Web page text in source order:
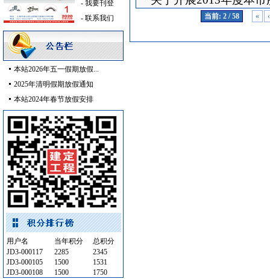
仪器仪表 [采购中]
外墙装饰 [采购中]
防火阀 [采购中]
发电机
[采购中]
防水防腐
[采购中]
二头隔栅射灯 [采购中]
消防稳压泵 [采购中]
灰砂砖 [采购中]
陶瓷制品 [采购中]
及各种防火器材 [采购中]
铝扣板天花 [采购中]
消防水泵接合器 [采购中]
消防系统 [采购中]
PVC窗帘 [采购中]
二头隔栅射灯 [采购中]
照明灯具 [采购中]
卫生洁具
[采购中]
消防水泵接合器
[采购中]
仿古砖
[采购中]
- 我要刊登
- 联系我们
本站2026年五一假期放假...
2025年清明假期放假通知
本站2024年春节放假安排
用户名 当年积分
总积分
JD3-000117
2285
2345
JD3-000105
1500
1531
JD3-000108
1500
1750
当前: 2 / 58 « ‹